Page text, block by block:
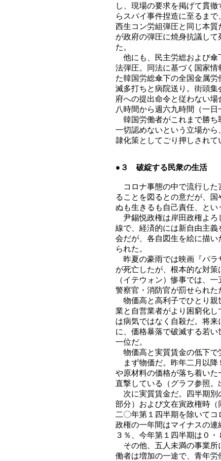
し、現場の要求を掲げて貫
らスパイ事件捏造に至るま
西生コン労組弾圧と同じ本
が政府の弾圧に焼身抗議し
た。
他にも、民主労総および傘
法弾圧。同法に基づく国家
た韓国労総傘下の全国金属
滅多打ちと病院送り。街頭
府への提出命令と従わない
八時間から週六九時間（一
韓国労働者がこれまで勝ち
一切認めないという立場か
隷化策としてごり押しされて
●３ 破綻する民衆の生活
コロナ事態の中で流行した
ることを図るとの意だが、
ぬも生きるも自己責任、とい
尹錫悦政権は岸田政権よろ
線で、経済的には新自由主
会だが、各自図生を絵に描
られた。
昨夏の豪雨では映画『パラ
が死亡したが、根本的な対
（イテウォン）惨事では、
警察官・消防官が罰せられ
物価高と高利子でひとり親
業と自営業者がより困窮化
は病気ではなく自殺だ。将
に、価格暴落で破滅する若
一位だ。
物価高と実質賃金の低下で
まず物価だ。昨年二月以降
や原材料の価格が落ち着い
直撃している（グラフ参照
次に実質賃金だ。四半期別
部分）および文在寅政権時
二〇年第１四半期を除いて
政権の一年間はマイナスの
３％、今年第１四半期は０
その他、五人未満の事業所
働者は増加の一途で、青年